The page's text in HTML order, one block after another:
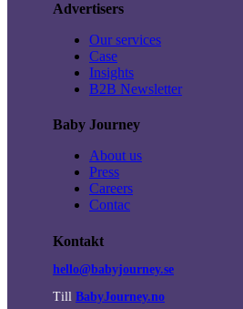
Advertisers
Our services
Case
Insights
B2B Newsletter
Baby Journey
About us
Press
Careers
Contac
Kontakt
hello@babyjourney.se
Till BabyJourney.no